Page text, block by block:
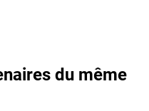
du même